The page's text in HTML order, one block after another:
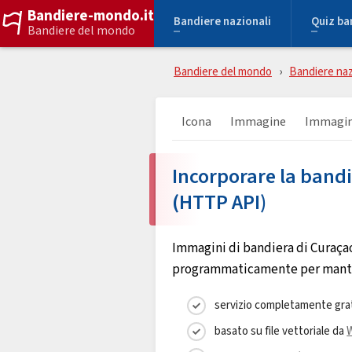
Bandiere-mondo.it
Bandiere del mondo
Bandiere nazionali Quiz
Bandiere del mondo Bandiere
Icona Immagine
Incorporare la
(HTTP API)
Immagini di bandiera di
programmaticamente per
servizio completamente
basato su file vettoriale da